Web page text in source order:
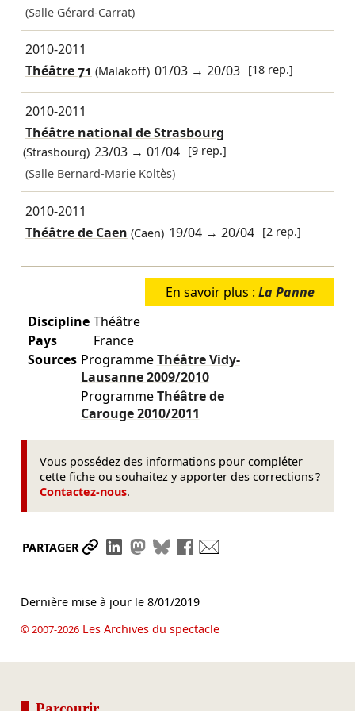
(Salle Gérard-Carrat)
2010-2011
Théâtre 71 (Malakoff) 01/03 →20/03 [18 rep.]
2010-2011
Théâtre national de Strasbourg
(Strasbourg) 23/03 →01/04 [9 rep.]
(Salle Bernard-Marie Koltès)
2010-2011
Théâtre de Caen (Caen) 19/04 →20/04 [2 rep.]
En savoir plus : La Panne
Discipline Théâtre
Pays
France
Sources ProgrammeThéâtre Vidy-
Lausanne2009/2010
ProgrammeThéâtre de
Carouge2010/2011
Vous possédez des informations pour compléter
cette fiche ou souhaitez y apporter des corrections ?
Contactez-nous.
PARTAGER Partager le lien
Partager sur LinkedIn
Partager sur Mastodon
Partager sur Bluesky
Partager sur Facebook
Dernière mise à jour le 8/01/2019
© 2007-2026Les Archives du spectacle